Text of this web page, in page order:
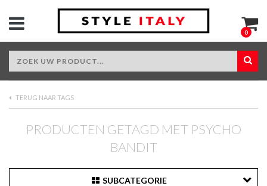
0
TERUG NAAR TAGS
PRODUCTEN GETAGD MET PSYCHO
BANDIT
SUBCATEGORIE